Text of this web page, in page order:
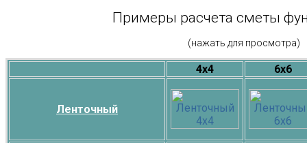
Примеры расчета сметы
(нажать для просмотра)
4х4 6х6
Ленточный